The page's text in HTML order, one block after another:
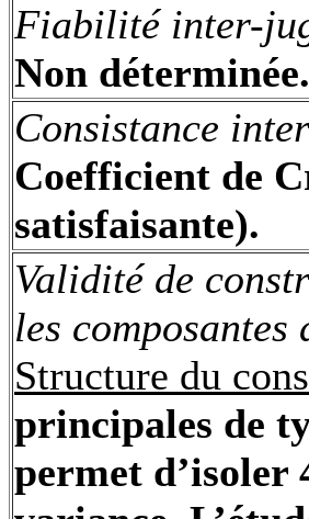
Fiabilité inter-
Non déterminée.
Consistance
Coefficient de
satisfaisante).
Validité de
les
Structure du
principales de
permet d’isoler